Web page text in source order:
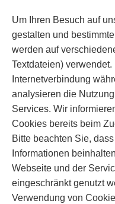
Um Ihren Besuch auf
gestalten und
werden auf
Textdateien)
Internetverbindung
analysieren die
Services. Wir
Cookies bereits beim
Bitte beachten Sie,
Informationen
Webseite und der
eingeschränkt genutzt
Verwendung von